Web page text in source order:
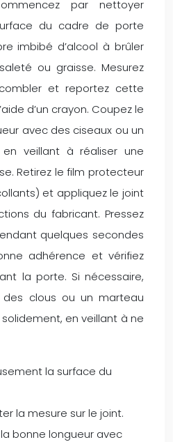
par nettoyer
du cadre de porte
imbibé d’alcool à brûler
ou graisse. Mesurez
et reportez cette
d’un crayon. Coupez le
avec des ciseaux ou un
veillant à réaliser une
Retirez le film protecteur
et appliquez le joint
du fabricant. Pressez
quelques secondes
adhérence et vérifiez
la porte. Si nécessaire,
des clous ou un marteau
en veillant à ne
la surface du
la mesure sur le joint.
bonne longueur avec